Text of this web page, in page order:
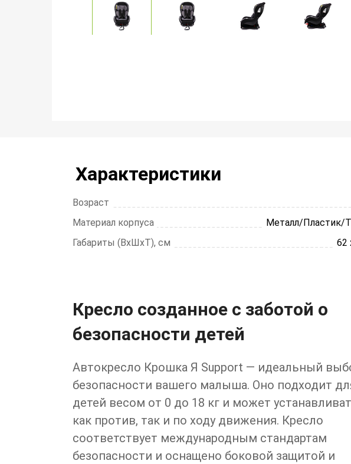
Характеристики
Возраст
Материал корпуса
Металл/Пластик/
Габариты (ВхШхТ), см
62
Кресло созданное с заботой о
безопасности детей
Автокресло Крошка Я Support — идеальный
безопасности вашего малыша. Оно подходит
детей весом от 0 до 18 кг и может
как против, так и по ходу движения. Кресло
соответствует международным стандартам
безопасности и оснащено боковой защитой и